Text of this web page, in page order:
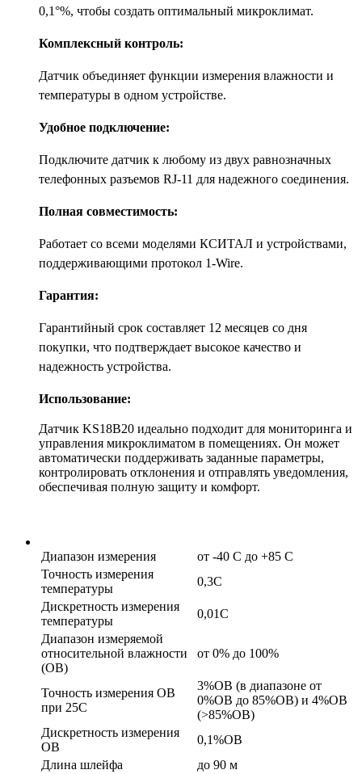
0,1°%, чтобы создать оптимальный микроклимат.
Комплексный контроль:
Датчик объединяет функции измерения влажности и
температуры в одном устройстве.
Удобное подключение:
Подключите датчик к любому из двух равнозначных
телефонных разъемов RJ-11 для надежного соединения.
Полная совместимость:
Работает со всеми моделями КСИТАЛ и устройствами,
поддерживающими протокол 1-Wire.
Гарантия:
Гарантийный срок составляет 12 месяцев со дня
покупки, что подтверждает высокое качество и
надежность устройства.
Использование:
Датчик KS18B20 идеально подходит для мониторинга и
управления микроклиматом в помещениях. Он может
автоматически поддерживать заданные параметры,
контролировать отклонения и отправлять уведомления,
обеспечивая полную защиту и комфорт.
Диапазон измерения
от -40 С до +85 С
Точность измерения
температуры
0,3С
Дискретность измерения
температуры
0,01С
Диапазон измеряемой
относительной влажности
(ОВ)
от 0% до 100%
Точность измерения ОВ
при 25С
3%ОВ (в диапазоне от
0%ОВ до 85%ОВ) и 4%ОВ
(>85%ОВ)
Дискретность измерения
ОВ
0,1%ОВ
Длина шлейфа
до 90 м